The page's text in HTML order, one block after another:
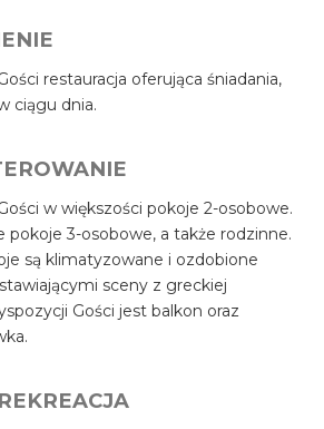
restauracja oferująca śniadania,
ciągu dnia.
w większości pokoje 2-osobowe.
pokoje 3-osobowe, a także rodzinne.
są klimatyzowane i ozdobione
sceny z greckiej
Gości jest balkon oraz